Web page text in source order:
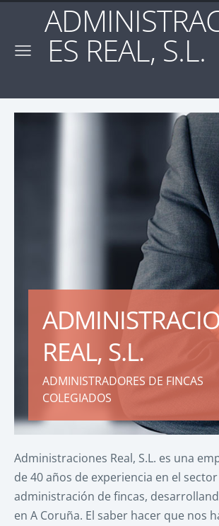
ES REAL,
REAL, S.L.
ADMINISTRADORES DE FINCAS
COLEGIADOS
Administraciones Real, S.L. es una
de 40 años de experiencia en el
administración de fincas,
en A Coruña. El saber hacer que nos